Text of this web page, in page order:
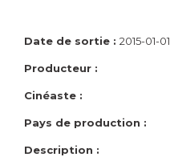
Date de sortie : 2015-01-01
Producteur :
Cinéaste :
Pays de production :
Description :